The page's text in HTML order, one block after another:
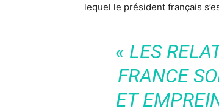
lequel le président français
« LES
FRANCE
ET